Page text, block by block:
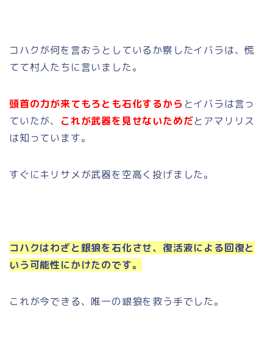
コハクが何を言おうとしているか察したイバラは、慌
てて村人たちに言いました。
頭首の力が来てもろとも石化するからとイバラは言っ
ていたが、 これが武器を見せないためだとアマリリス
は知っています。
すぐにキリサメが武器を空高く投げました。
コハクはわざと銀狼を石化させ、復活液による回復と
いう可能性にかけたのです。
これが今できる、唯一の銀狼を救う手でした。